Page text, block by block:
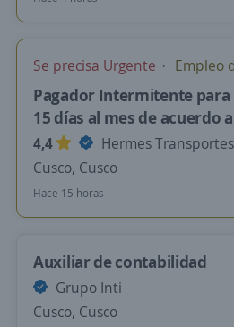
Se precisa Urgente Empleo
Pagador Intermitente para
15 días al mes de acuerdo
4,4
Hermes
Cusco, Cusco
Hace 15 horas
Auxiliar de contabilidad
Grupo Inti
Cusco, Cusco